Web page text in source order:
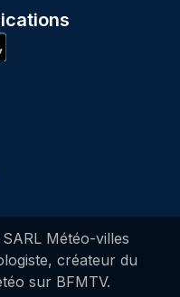
Météo-villes
créateur du
sur BFMTV.